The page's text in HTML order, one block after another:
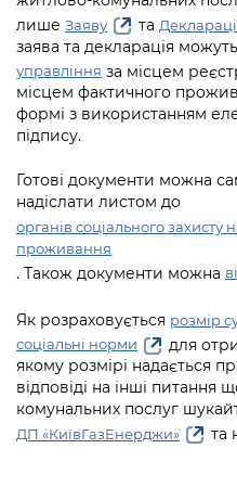
Підприємства,
Kyiv International
Річні звіти
Гендерна політика
Безбар'єрність
Київська міська
Пам'ятки культурної
Портал Захисників та
Безбар'єрність
Міський застосунок
Важливе під час
«Ініціатива
Уряд» – місцевий
Важливе під час
Інформація для
Про відкриті дані
Портал даних Києва
Публічні дашборди
лише Заяву та
заява та декларація
управління за місцем
місцем фактичного
формі з використанням
підпису.
Готові документи можна
надіслати листом до
органів соціального захисту
проживання
. Також документи можна
Як розраховується розмір
соціальні норми
для
якому розмірі надається
відповіді на інші питання
комунальних послуг
ДП «КиївГазЕнерджи» та